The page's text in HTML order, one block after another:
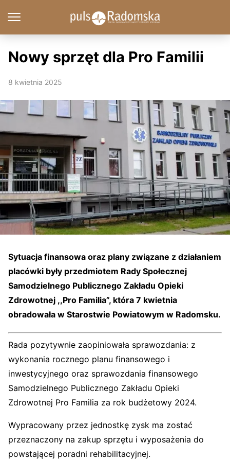
Nowy sprzęt dla Pro Familii
8 kwietnia 2025
Sytuacja finansowa oraz plany związane z działaniem
placówki były przedmiotem Rady Społecznej
Samodzielnego Publicznego Zakładu Opieki
Zdrowotnej ,,Pro Familia”, która 7 kwietnia
obradowała w Starostwie Powiatowym w Radomsku.
Rada pozytywnie zaopiniowała sprawozdania: z
wykonania rocznego planu finansowego i
inwestycyjnego oraz sprawozdania finansowego
Samodzielnego Publicznego Zakładu Opieki
Zdrowotnej Pro Familia za rok budżetowy 2024.
Wypracowany przez jednostkę zysk ma zostać
przeznaczony na zakup sprzętu i wyposażenia do
powstającej poradni rehabilitacyjnej.